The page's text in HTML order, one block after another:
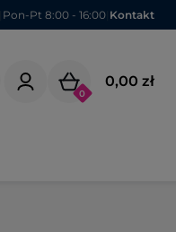
Pon-Pt 8:00 - 16:00 Kontakt
0
0,00 zł